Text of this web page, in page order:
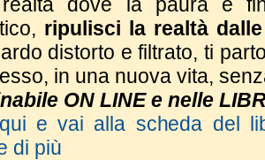
ripulisci la realtà
distorto e filtrato, ti
in una nuova vita,
ON LINE e nelle
e vai alla scheda del
di più